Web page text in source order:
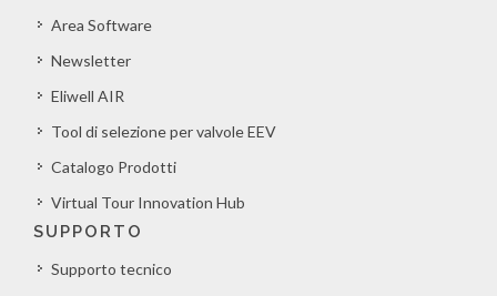
Area Software
Newsletter
Eliwell AIR
Tool di selezione per valvole EEV
Catalogo Prodotti
Virtual Tour Innovation Hub
SUPPORTO
Supporto tecnico